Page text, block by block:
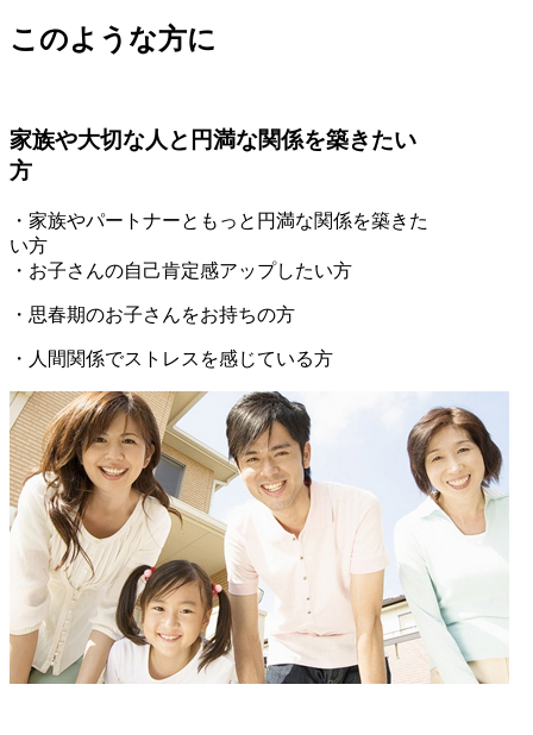
このような方に
家族や大切な人と円満な関係を築きたい
方
・家族やパートナーともっと円満な関係を築きた
い方
・お子さんの自己肯定感アップしたい方
・思春期のお子さんをお持ちの方
・人間関係でストレスを感じている方